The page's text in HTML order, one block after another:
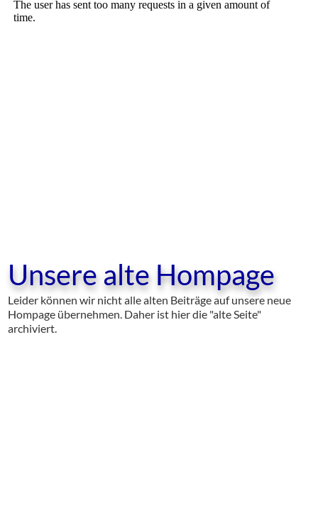
Unsere alte Hompage
Leider können wir nicht alle alten Beiträge auf unsere neue
Hompage übernehmen. Daher ist hier die "alte Seite"
archiviert.